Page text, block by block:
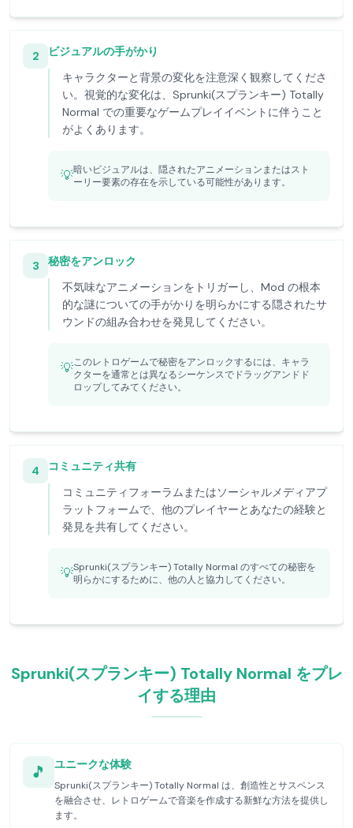
2
ビジュアルの手がかり
キャラクターと背景の変化を注意深く観察してくださ
い。視覚的な変化は、Sprunki(スプランキー) Totally
Normal での重要なゲームプレイイベントに伴うこと
がよくあります。
💡暗いビジュアルは、隠されたアニメーションまたはスト
ーリー要素の存在を示している可能性があります。
3
秘密をアンロック
不気味なアニメーションをトリガーし、Mod の根本
的な謎についての手がかりを明らかにする隠されたサ
ウンドの組み合わせを発見してください。
💡このレトロゲームで秘密をアンロックするには、キャラ
クターを通常とは異なるシーケンスでドラッグアンドド
ロップしてみてください。
4
コミュニティ共有
コミュニティフォーラムまたはソーシャルメディアプ
ラットフォームで、他のプレイヤーとあなたの経験と
発見を共有してください。
💡Sprunki(スプランキー) Totally Normal のすべての秘密を
明らかにするために、他の人と協力してください。
Sprunki(スプランキー) Totally Normal をプレ
イする理由
🎵 ユニークな体験
Sprunki(スプランキー) Totally Normal は、創造性とサスペンス
を融合させ、レトロゲームで音楽を作成する新鮮な方法を提供し
ます。